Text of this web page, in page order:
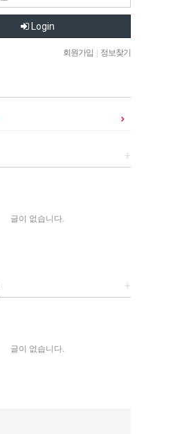
Login
회원가입 정보찾기
+
글이 없습니다.
+
글이 없습니다.